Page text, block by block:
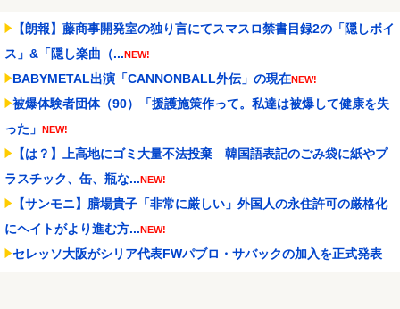
【朗報】藤商事開発室の独り言にてスマスロ禁書目録2の「隠しボイ
ス」&「隠し楽曲（...NEW!
BABYMETAL出演「CANNONBALL外伝」の現在NEW!
被爆体験者団体（90）「援護施策作って。私達は被爆して健康を失
った」 NEW!
【は？】上高地にゴミ大量不法投棄 韓国語表記のごみ袋に紙やプ
ラスチック、缶、瓶な...NEW!
【サンモニ】膳場貴子「非常に厳しい」外国人の永住許可の厳格化
にヘイトがより進む方...NEW!
セレッソ大阪がシリア代表FWパブロ・サバックの加入を正式発表